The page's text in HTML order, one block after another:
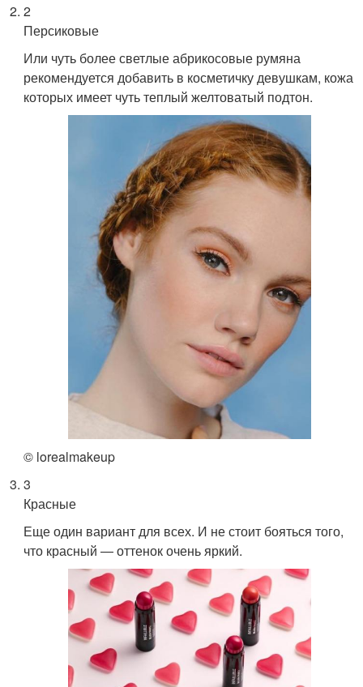
2
Персиковые
Или чуть более светлые абрикосовые румяна
рекомендуется добавить в косметичку девушкам, кожа
которых имеет чуть теплый желтоватый подтон.
© lorealmakeup
3
Красные
Еще один вариант для всех. И не стоит бояться того,
что красный — оттенок очень яркий.